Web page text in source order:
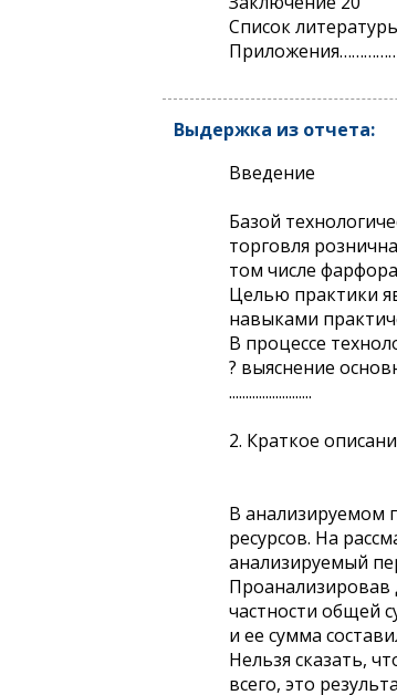
Список
Выдержка из отчета:
Введение
Базой
торговля
том числе
Целью практики
навыками
В процессе
? выяснение
.........................
2. Краткое
В анализируемом
ресурсов. На
анализируемый
Проанализировав
частности общей
и ее сумма
Нельзя сказать,
всего, это